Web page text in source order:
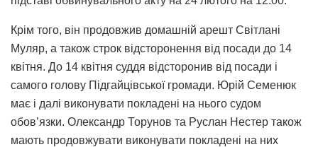
Крім того, він продовжив домашній арешт Світлані
Муляр, а також строк відсторонення від посади до 14
квітня. До 14 квітня суддя відсторонив від посади і
самого голову Підгайцівської громади. Юрій Семенюк
має і далі виконувати покладені на нього судом
обов’язки. Олександр Торунов та Руслан Нестер також
мають продовжувати виконувати покладені на них